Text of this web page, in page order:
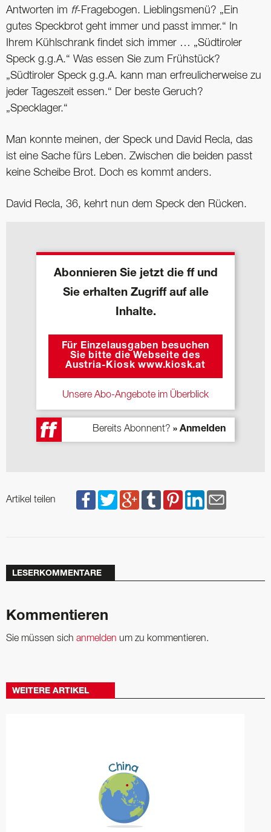
Antworten im ff-Fragebogen. Lieblingsmenü? „Ein
gutes Speckbrot geht immer und passt immer.“ In
Ihrem Kühlschrank findet sich immer … „Südtiroler
Speck g.g.A.“ Was essen Sie zum Frühstück?
„Südtiroler Speck g.g.A. kann man erfreulicherweise zu
jeder Tageszeit essen.“ Der beste Geruch?
„Specklager.“
Man konnte meinen, der Speck und David Recla, das
ist eine Sache fürs Leben. Zwischen die beiden passt
keine Scheibe Brot. Doch es kommt anders.
David Recla, 36, kehrt nun dem Speck den Rücken.
Abonnieren Sie jetzt die ff und
Sie erhalten Zugriff auf alle
Inhalte.
Für Einzelausgaben besuchen
Sie bitte die Webseite des
Austria-Kiosk www.kiosk.at
Unsere Abo-Angebote im Überblick
Bereits Abonnent? » Anmelden
Artikel teilen
LESERKOMMENTARE
Kommentieren
Sie müssen sich anmelden um zu kommentieren.
WEITERE ARTIKEL